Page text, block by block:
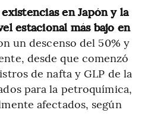
en Japón y la
estacional más bajo en
un descenso del 50% y
desde que comenzó
de nafta y GLP de la
para la petroquímica,
afectados, según